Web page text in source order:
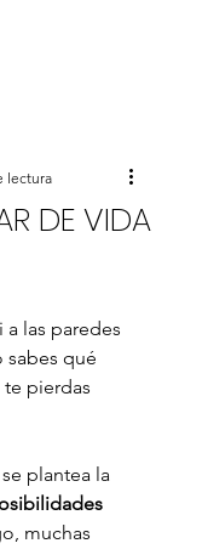
DE VIDA
lectura
las paredes
sabes qué
pierdas
plantea la
muchas